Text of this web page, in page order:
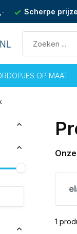
Scherpe
OP MAAT
1